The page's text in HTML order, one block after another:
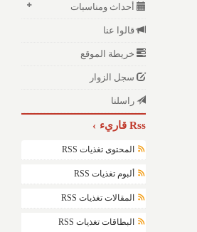
أحداث ومناسبات
قالوا عنا
خريطة الموقع
سجل الزوار
راسلنا
Rss قاريء
المحتوى تغذيات RSS
ألبوم تغذيات RSS
المقالات تغذيات RSS
البطاقات تغذيات RSS